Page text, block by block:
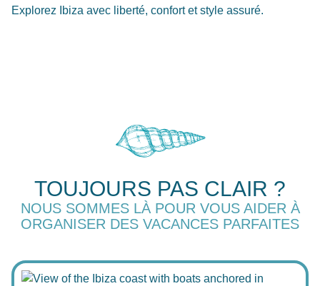
Explorez Ibiza avec liberté, confort et style assuré.
TOUJOURS PAS CLAIR ?
NOUS SOMMES LÀ POUR VOUS AIDER À
ORGANISER DES VACANCES PARFAITES